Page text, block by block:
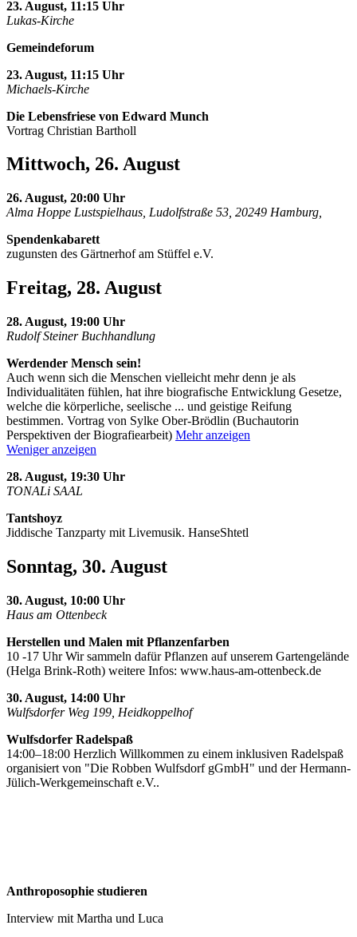
23. August, 11:15 Uhr
Lukas-Kirche
Gemeindeforum
23. August, 11:15 Uhr
Michaels-Kirche
Die Lebensfriese von Edward Munch
Vortrag Christian Bartholl
Mittwoch, 26. August
26. August, 20:00 Uhr
Alma Hoppe Lustspielhaus, Ludolfstraße 53, 20249 Hamburg,
Spendenkabarett
zugunsten des Gärtnerhof am Stüffel e.V.
Freitag, 28. August
28. August, 19:00 Uhr
Rudolf Steiner Buchhandlung
Werdender Mensch sein!
Auch wenn sich die Menschen vielleicht mehr denn je als
Individualitäten fühlen, hat ihre biografische Entwicklung Gesetze,
welche die körperliche, seelische ... und geistige Reifung
bestimmen. Vortrag von Sylke Ober-Brödlin (Buchautorin
Perspektiven der Biografiearbeit) Mehr anzeigen
Weniger anzeigen
28. August, 19:30 Uhr
TONALi SAAL
Tantshoyz
Jiddische Tanzparty mit Livemusik. HanseShtetl
Sonntag, 30. August
30. August, 10:00 Uhr
Haus am Ottenbeck
Herstellen und Malen mit Pflanzenfarben
10 -17 Uhr Wir sammeln dafür Pflanzen auf unserem Gartengelände
(Helga Brink-Roth) weitere Infos: www.haus-am-ottenbeck.de
30. August, 14:00 Uhr
Wulfsdorfer Weg 199, Heidkoppelhof
Wulfsdorfer Radelspaß
14:00–18:00 Herzlich Willkommen zu einem inklusiven Radelspaß
organisiert von "Die Robben Wulfsdorf gGmbH" und der Hermann-
Jülich-Werkgemeinschaft e.V..
Anthroposophie studieren
Interview mit Martha und Luca